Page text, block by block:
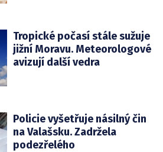
Tropické počasí stále sužuje
jižní Moravu. Meteorologové
avizují další vedra
Policie vyšetřuje násilný čin
na Valašsku. Zadržela
podezřelého